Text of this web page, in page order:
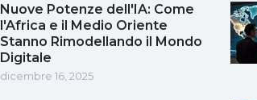
Nuove Potenze dell'IA: Come
l'Africa e il Medio Oriente
Stanno Rimodellando il Mondo
Digitale
dicembre 16, 2025